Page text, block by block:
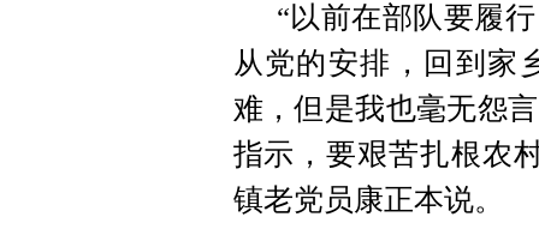
“以前在部队要履
从党的安排，回到家
难，但是我也毫无怨
指示，要艰苦扎根农
镇老党员康正本说。